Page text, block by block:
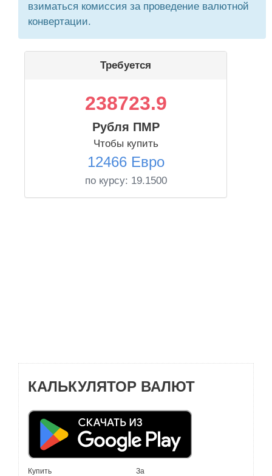
взиматься комиссия за проведение валютной
конвертации.
Требуется
238723.9
Рубля ПМР
Чтобы купить
12466 Евро
по курсу: 19.1500
КАЛЬКУЛЯТОР ВАЛЮТ
Купить За